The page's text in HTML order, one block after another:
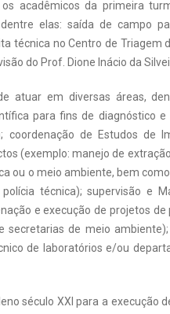
acadêmicos da primeira
dentre elas: saída de campo
técnica no Centro de Triagem
do Prof. Dione Inácio da
atuar em diversas áreas,
para fins de diagnóstico e
coordenação de Estudos de
(exemplo: manejo de
ou o meio ambiente, bem
técnica); supervisão e
e execução de projetos
secretarias de meio
de laboratórios e/ou
século XXI para a execução